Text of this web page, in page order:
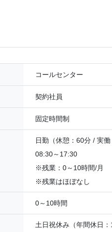
コールセンター
契約社員
固定時間制
日勤（休憩：60分 / 実働
08:30～17:30
※残業：0～10時間/月
※残業はほぼなし
0～10時間
土日祝休み（年間休日：